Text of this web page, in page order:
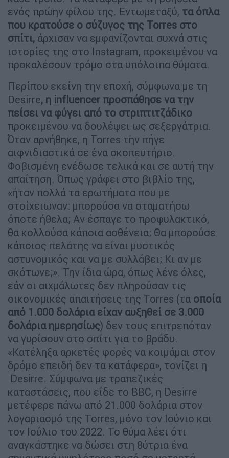
ενός πρώην φίλου της. Εντωμεταξύ, τα όπλα
που κρατούσε ο σύζυγος της Torres στο
σπίτι, άρχισαν να εμφανίζονται συχνά στις
ιστορίες της στο Instagram, προκειμένου να
προκαλέσουν τρόμο στα υπόλοιπα θύματα.
Περίπου εκείνη την εποχή, σύμφωνα με τη
Desirre, η influencer προσπάθησε να την
πείσει να φύγει από το στριπτιτζάδικο
προκειμένου να δουλέψει ως σεξεργάτρια.
Όταν αρνήθηκε, η Torres την πήγε
αιφνιδιαστικά σε ένα σκοπευτήριο.
Φοβισμένη ενέδωσε τελικά και σε αυτή την
απαίτηση. Όπως γράφει στο βιβλίο της,
«ήταν πολλά τα ερωτήματα που με
στοίχειωναν: μπορούσα να σταματήσω
όποτε ήθελα; Αν έσπαγε το προφυλακτικό,
θα κολλούσα κάποια ασθένεια; Θα μπορούσε
κάποιος πελάτης να είναι μυστικός
αστυνομικός και να με συλλάβει; Κι αν με
σκότωνε;». Την ίδια ώρα, όπως λένε όλες,
εάν οι αιχμάλωτες δεν πληρούσαν τις
οικονομικές απαιτήσεις της Torres (τα οποία
από 1.000 δολάρια είχαν αυξηθεί σε 3.000
δολάρια ημερησίως) δεν τους επιτρεπόταν
να γυρίσουν στο σπίτι για το βράδυ.
«Κατέληξα αρκετές φορές να κοιμάμαι στον
δρόμο επειδή δεν τα κατάφερα», τονίζει η
Desirre. Σύμφωνα με τραπεζικές
καταστάσεις, που είδε το BBC, η Desirre
μετέφερε πάνω από 21.000 δολάρια στον
λογαριασμό της Torres, μόνο τον Ιούνιο και
τον Ιούλιο του 2022. Το θύμα λέει ότι
αναγκάστηκε να δώσει στη θύτρια ένα